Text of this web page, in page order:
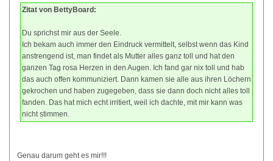
Zitat von BettyBoard:
Du sprichst mir aus der Seele.
Ich bekam auch immer den Eindruck vermittelt, selbst wenn das Kind
anstrengend ist, man findet als Mutter alles ganz toll und hat den
ganzen Tag rosa Herzen in den Augen. Ich fand gar nix toll und hab
das auch offen kommuniziert. Dann kamen sie alle aus ihren Löchern
gekrochen und haben zugegeben, dass sie dann doch nicht alles toll
fanden. Das hat mich echt irritiert, weil ich dachte, mit mir kann was
nicht stimmen.
Genau darum geht es mir!!!